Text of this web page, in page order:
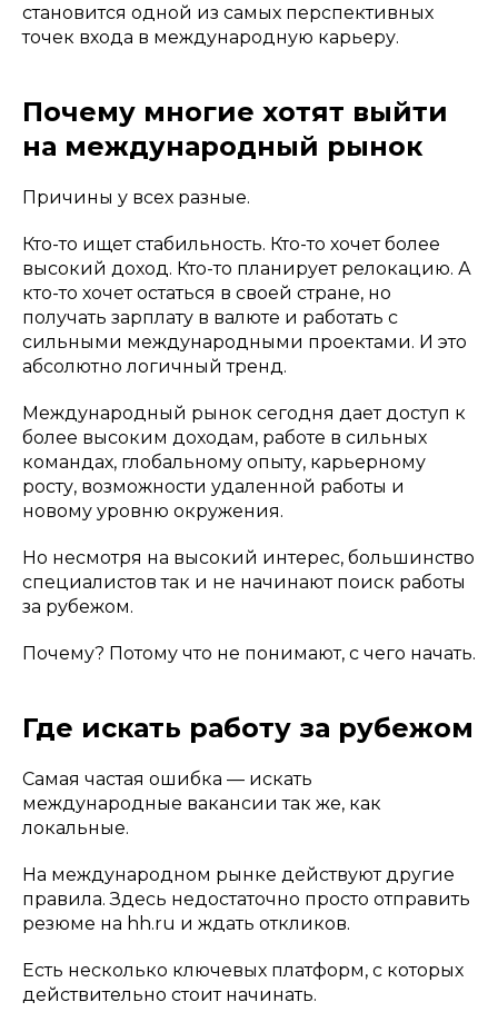
становится одной из самых перспективных
точек входа в международную карьеру.
Почему многие хотят выйти
на международный рынок
Причины у всех разные.
Кто-то ищет стабильность. Кто-то хочет более
высокий доход. Кто-то планирует релокацию. А
кто-то хочет остаться в своей стране, но
получать зарплату в валюте и работать с
сильными международными проектами. И это
абсолютно логичный тренд.
Международный рынок сегодня дает доступ к
более высоким доходам, работе в сильных
командах, глобальному опыту, карьерному
росту, возможности удаленной работы и
новому уровню окружения.
Но несмотря на высокий интерес, большинство
специалистов так и не начинают поиск работы
за рубежом.
Почему? Потому что не понимают, с чего начать.
Где искать работу за рубежом
Самая частая ошибка — искать
международные вакансии так же, как
локальные.
На международном рынке действуют другие
правила. Здесь недостаточно просто отправить
резюме на hh.ru и ждать откликов.
Есть несколько ключевых платформ, с которых
действительно стоит начинать.